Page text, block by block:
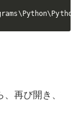
再び開き、